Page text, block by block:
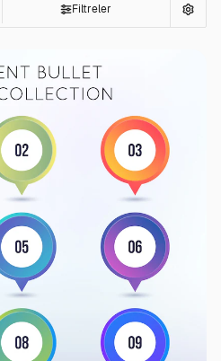
Filtreler